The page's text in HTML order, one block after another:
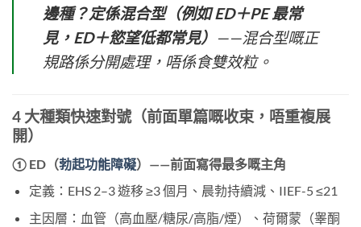
邊種？定係混合型（例如 ED＋PE 最常
見，ED＋慾望低都常見） ——混合型嘅正
規路係分開處理，唔係食雙效粒。
4 大種類快速對號（前面單篇嘅收束，唔重複展
開）
① ED（勃起功能障礙）——前面寫得最多嘅主角
定義：EHS 2–3 遊移 ≥3 個月、晨勃持續減、IIEF-5 ≤21
主因層：血管（高血壓/糖尿/高脂/煙）、荷爾蒙（睾酮